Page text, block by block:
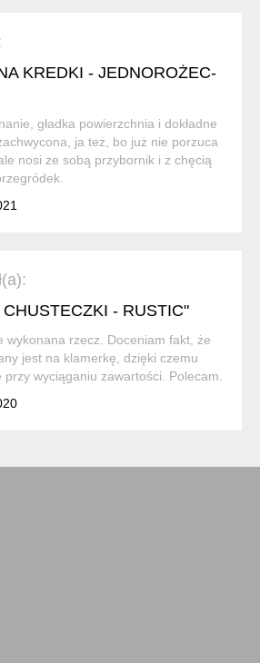
KREDKI - JEDNOROŻEC-
gładka powierzchnia i dokładne
ja też, bo już nie porzuca
nosi ze sobą przybornik i z chęcią
- RUSTIC"
wykonana rzecz. Doceniam fakt, że
jest na klamerkę, dzięki czemu
wyciąganiu zawartości. Polecam.